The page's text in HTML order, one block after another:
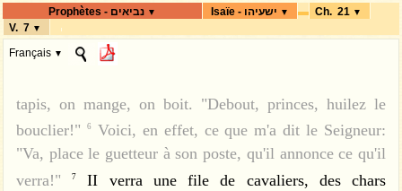
▼ ▼ Ch. 21 ▼
V. 7 ▼
Français ▼
ne plus voir.
terrassé; la nuit qui m'était si chère s'est changée pour
tapis, on mange, on boit. "Debout, princes, huilez le
bouclier!"
6
Voici, en effet, ce que m'a dit le Seigneur:
"Va, place le guetteur à son poste, qu'il annonce ce qu'il
verra!"
7
II verra une file de cavaliers, des chars